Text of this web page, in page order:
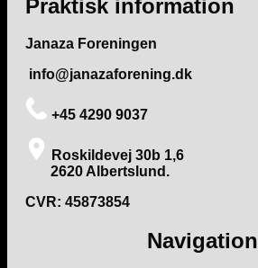
Praktisk information
Janaza Foreningen
info@janazaforening.dk
+45 4290 9037
Roskildevej 30b 1,6
2620 Albertslund.
CVR: 45873854
Navigation